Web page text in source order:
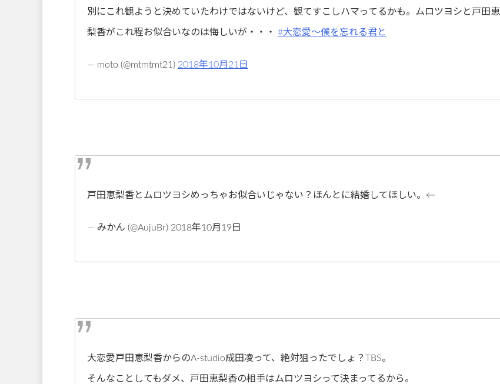
別にこれ観ようと決めていたわけではないけど、観てすこしハマってるかも。ムロツヨシと戸田恵
梨香がこれ程お似合いなのは悔しいが・・・ #大恋愛～僕を忘れる君と
— moto (@mtmtmt21) 2018年10月21日
戸田恵梨香とムロツヨシめっちゃお似合いじゃない？ほんとに結婚してほしい。←
— みかん (@AujuBr) 2018年10月19日
大恋愛戸田恵梨香からのA-studio成田凌って、絶対狙ったでしょ？TBS。
そんなことしてもダメ、戸田恵梨香の相手はムロツヨシって決まってるから。